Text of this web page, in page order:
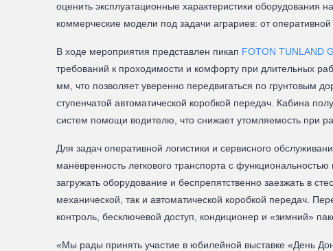
оценить эксплуатационные характеристики оборудования
коммерческие модели под задачи аграриев: от
В ходе мероприятия представлен пикап FOTON TUNLAND
требований к проходимости и комфорту при длительных
мм, что позволяет уверенно передвигаться по грунтовым
ступенчатой автоматической коробкой передач. Кабина
систем помощи водителю, что снижает утомляемость при
Для задач оперативной логистики и сервисного
манёвренность легкового транспорта с
загружать оборудование и беспрепятственно заезжать в
механической, так и автоматической коробкой передач.
контроль, бесключевой доступ, кондиционер и «зимний»
«Мы рады принять участие в юбилейной выставке «День